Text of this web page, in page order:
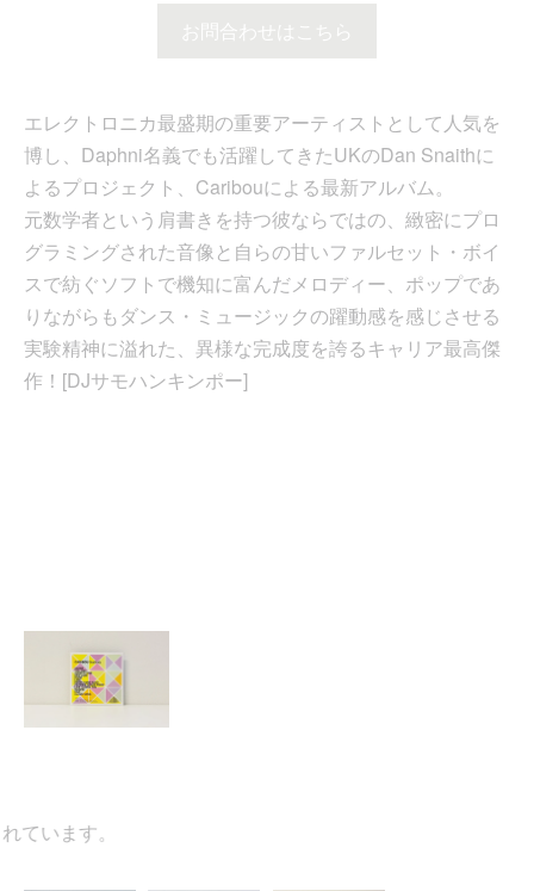
お問合わせはこちら
エレクトロニカ最盛期の重要アーティストとして人気を
博し、Daphni名義でも活躍してきたUKのDan Snaithに
よるプロジェクト、Caribouによる最新アルバム。
元数学者という肩書きを持つ彼ならではの、緻密にプロ
グラミングされた音像と自らの甘いファルセット・ボイ
スで紡ぐソフトで機知に富んだメロディー、ポップであ
りながらもダンス・ミュージックの躍動感を感じさせる
実験精神に溢れた、異様な完成度を誇るキャリア最高傑
作！[DJサモハンキンポー]
います。